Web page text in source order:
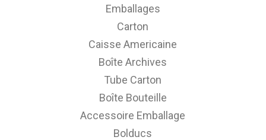
Emballages
Carton
Caisse Americaine
Boîte Archives
Tube Carton
Boîte Bouteille
Accessoire Emballage
Bolducs